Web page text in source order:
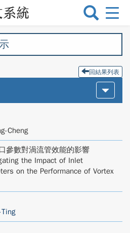
選
切
回結果列表
Cheng
參數對渦流管效能的影響
the Impact of Inlet
on the Performance of Vortex
Ting